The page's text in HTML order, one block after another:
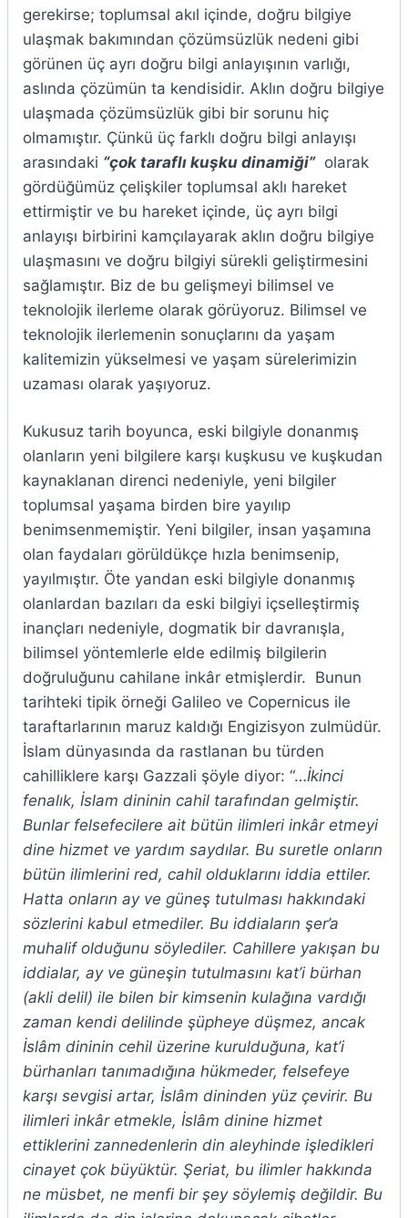
gerekirse; toplumsal akıl içinde, doğru bilgiye
ulaşmak bakımından çözümsüzlük nedeni gibi
görünen üç ayrı doğru bilgi anlayışının varlığı,
aslında çözümün ta kendisidir. Aklın doğru bilgiye
ulaşmada çözümsüzlük gibi bir sorunu hiç
olmamıştır. Çünkü üç farklı doğru bilgi anlayışı
arasındaki “çok taraflı kuşku dinamiği”olarak
gördüğümüz çelişkiler toplumsal aklı hareket
ettirmiştir ve bu hareket içinde, üç ayrı bilgi
anlayışı birbirini kamçılayarak aklın doğru bilgiye
ulaşmasını ve doğru bilgiyi sürekli geliştirmesini
sağlamıştır. Biz de bu gelişmeyi bilimsel ve
teknolojik ilerleme olarak görüyoruz. Bilimsel ve
teknolojik ilerlemenin sonuçlarını da yaşam
kalitemizin yükselmesi ve yaşam sürelerimizin
uzaması olarak yaşıyoruz.
Kukusuz tarih boyunca, eski bilgiyle donanmış
olanların yeni bilgilere karşı kuşkusu ve kuşkudan
kaynaklanan direnci nedeniyle, yeni bilgiler
toplumsal yaşama birden bire yayılıp
benimsenmemiştir. Yeni bilgiler, insan yaşamına
olan faydaları görüldükçe hızla benimsenip,
yayılmıştır. Öte yandan eski bilgiyle donanmış
olanlardan bazıları da eski bilgiyi içselleştirmiş
inançları nedeniyle, dogmatik bir davranışla,
bilimsel yöntemlerle elde edilmiş bilgilerin
doğruluğunu cahilane inkâr etmişlerdir. Bunun
tarihteki tipik örneği Galileo ve Copernicus ile
taraftarlarının maruz kaldığı Engizisyon zulmüdür.
İslam dünyasında da rastlanan bu türden
cahilliklere karşı Gazzali şöyle diyor: “…İkinci
fenalık, İslam dininin cahil tarafından gelmiştir.
Bunlar felsefecilere ait bütün ilimleri inkâr etmeyi
dine hizmet ve yardım saydılar. Bu suretle onların
bütün ilimlerini red, cahil olduklarını iddia ettiler.
Hatta onların ay ve güneş tutulması hakkındaki
sözlerini kabul etmediler. Bu iddiaların şer’a
muhalif olduğunu söylediler. Cahillere yakışan bu
iddialar, ay ve güneşin tutulmasını kat’i bürhan
(akli delil) ile bilen bir kimsenin kulağına vardığı
zaman kendi delilinde şüpheye düşmez, ancak
İslâm dininin cehil üzerine kurulduğuna, kat’i
bürhanları tanımadığına hükmeder, felsefeye
karşı sevgisi artar, İslâm dininden yüz çevirir. Bu
ilimleri inkâr etmekle, İslâm dinine hizmet
ettiklerini zannedenlerin din aleyhinde işledikleri
cinayet çok büyüktür. Şeriat, bu ilimler hakkında
ne müsbet, ne menfi bir şey söylemiş değildir. Bu